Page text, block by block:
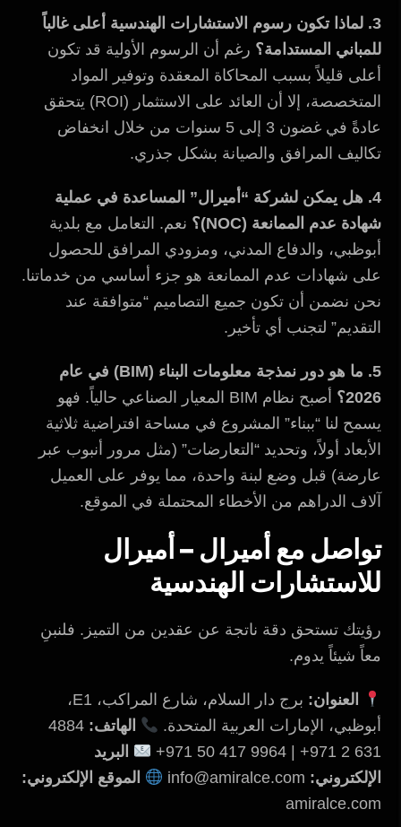
3. لماذا تكون رسوم الاستشارات الهندسية أعلى غالباً
للمباني المستدامة؟ رغم أن الرسوم الأولية قد تكون
أعلى قليلاً بسبب المحاكاة المعقدة وتوفير المواد
المتخصصة، إلا أن العائد على الاستثمار (ROI) يتحقق
عادةً في غضون 3 إلى 5 سنوات من خلال انخفاض
تكاليف المرافق والصيانة بشكل جذري.
4. هل يمكن لشركة “أميرال” المساعدة في عملية
شهادة عدم الممانعة (NOC)؟
نعم. التعامل مع بلدية
أبوظبي، والدفاع المدني، ومزودي المرافق للحصول
على شهادات عدم الممانعة هو جزء أساسي من خدماتنا.
نحن نضمن أن تكون جميع التصاميم “متوافقة عند
التقديم” لتجنب أي تأخير.
5. ما هو دور نمذجة معلومات البناء (BIM) في عام
2026؟
أصبح نظام BIM المعيار الصناعي حالياً. فهو
يسمح لنا “ببناء” المشروع في مساحة افتراضية ثلاثية
الأبعاد أولاً، وتحديد “التعارضات” (مثل مرور أنبوب عبر
عارضة) قبل وضع لبنة واحدة، مما يوفر على العميل
آلاف الدراهم من الأخطاء المحتملة في الموقع.
تواصل مع أميرال – أميرال
للاستشارات الهندسية
رؤيتك تستحق دقة ناتجة عن عقدين من التميز. فلنبنِ
معاً شيئاً يدوم.
العنوان:
برج دار السلام، شارع المراكب، E1،
أبوظبي، الإمارات العربية المتحدة.
الهاتف: 4884
631 2 971+ | 9964 417 50 971+
البريد
الإلكتروني:
الموقع الإلكتروني:
amiralce.com